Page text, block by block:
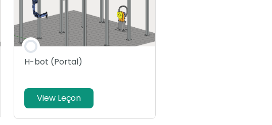
H-bot (Portal)
View Leçon